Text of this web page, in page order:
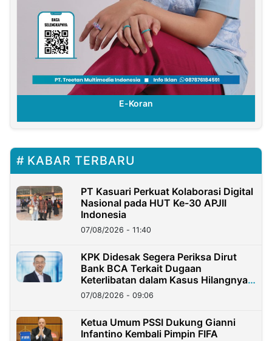
E-Koran
KABAR TERBARU
PT Kasuari Perkuat Kolaborasi Digital
Nasional pada HUT Ke-30 APJII
Indonesia
07/08/2026 - 11:40
KPK Didesak Segera Periksa Dirut
Bank BCA Terkait Dugaan
Keterlibatan dalam Kasus Hilangnya
Dana Nasabah Rp2,58 Miliar
07/08/2026 - 09:06
Ketua Umum PSSI Dukung Gianni
Infantino Kembali Pimpin FIFA